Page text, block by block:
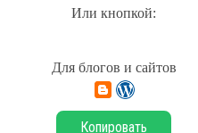
Или кнопкой:
Для блогов и сайтов
Копировать